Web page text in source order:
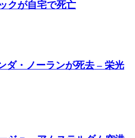
クが自宅で死亡
ダ・ノーランが死去 – 栄光